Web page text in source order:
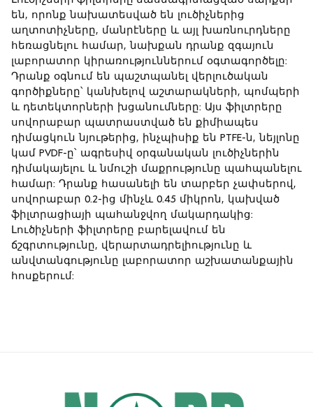
են, որոնք նախատեսված են լուծիչներից
աղտոտիչները, մանրէները և այլ խառնուրդները
հեռացնելու համար, նախքան դրանք զգայուն
լաբորատոր կիրառություններում օգտագործելը:
Դրանք օգնում են պաշտպանել վերլուծական
գործիքները՝ կանխելով աշտարակների, պոմպերի
և դետեկտորների խցանումները: Այս ֆիլտրերը
սովորաբար պատրաստված են քիմիապես
դիմացկուն նյութերից, ինչպիսիք են PTFE-ն, նեյլոնը
կամ PVDF-ը՝ ագրեսիվ օրգանական լուծիչներին
դիմակայելու և նմուշի մաքրությունը պահպանելու
համար: Դրանք հասանելի են տարբեր չափսերով,
սովորաբար 0.2-ից մինչև 0.45 միկրոն, կախված
ֆիլտրացիայի պահանջվող մակարդակից:
Լուծիչների ֆիլտրերը բարելավում են
ճշգրտությունը, վերարտադրելիությունը և
անվտանգությունը լաբորատոր աշխատանքային
հոսքերում: